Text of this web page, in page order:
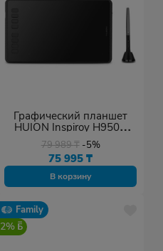
Графический планшет
HUION Inspiroy H950P
черный
79 989₸ -5%
75 995₸
В корзину
Family
2%